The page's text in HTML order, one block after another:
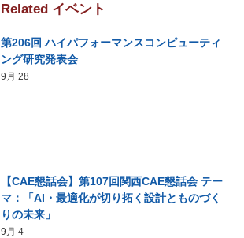
Related イベント
第206回 ハイパフォーマンスコンピューティ
ング研究発表会
9月 28
【CAE懇話会】第107回関西CAE懇話会 テー
マ：「AI・最適化が切り拓く設計とものづく
りの未来」
9月 4